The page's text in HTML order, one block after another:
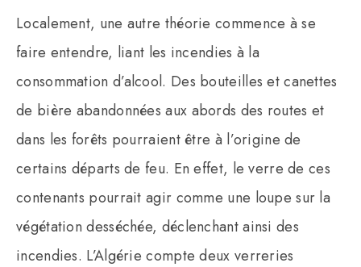
Localement, une autre théorie commence à se
faire entendre, liant les incendies à la
consommation d’alcool. Des bouteilles et canettes
de bière abandonnées aux abords des routes et
dans les forêts pourraient être à l’origine de
certains départs de feu. En effet, le verre de ces
contenants pourrait agir comme une loupe sur la
végétation desséchée, déclenchant ainsi des
incendies. L’Algérie compte deux verreries